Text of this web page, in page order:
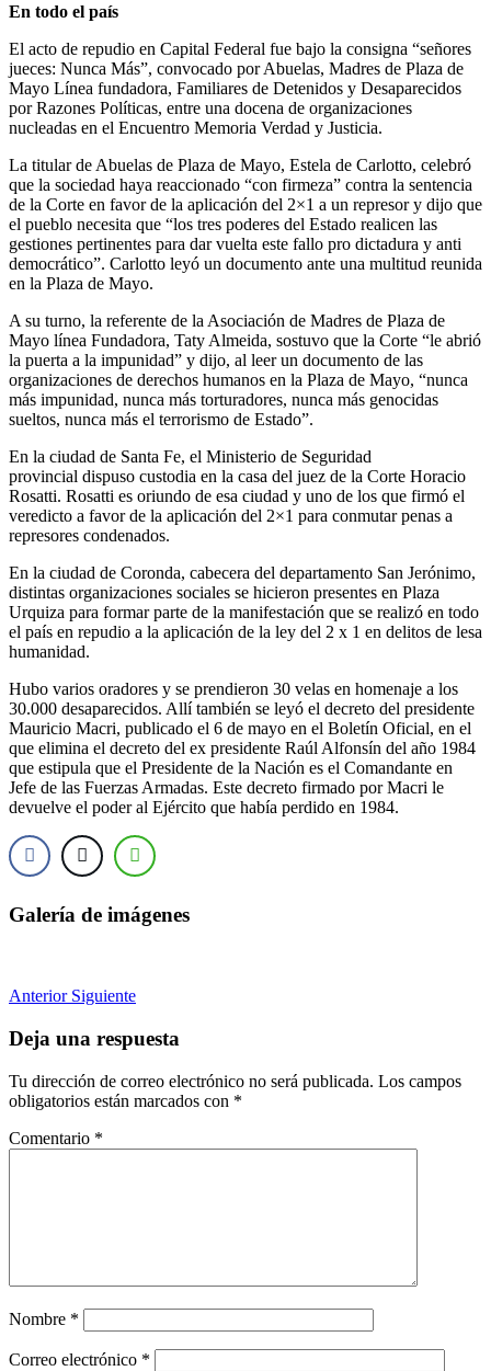
En todo el país
El acto de repudio en Capital Federal fue bajo la consigna “señores
jueces: Nunca Más”, convocado por Abuelas, Madres de Plaza de
Mayo Línea fundadora, Familiares de Detenidos y Desaparecidos
por Razones Políticas, entre una docena de organizaciones
nucleadas en el Encuentro Memoria Verdad y Justicia.
La titular de Abuelas de Plaza de Mayo, Estela de Carlotto, celebró
que la sociedad haya reaccionado “con firmeza” contra la sentencia
de la Corte en favor de la aplicación del 2×1 a un represor y dijo que
el pueblo necesita que “los tres poderes del Estado realicen las
gestiones pertinentes para dar vuelta este fallo pro dictadura y anti
democrático”. Carlotto leyó un documento ante una multitud reunida
en la Plaza de Mayo.
A su turno, la referente de la Asociación de Madres de Plaza de
Mayo línea Fundadora, Taty Almeida, sostuvo que la Corte “le abrió
la puerta a la impunidad” y dijo, al leer un documento de las
organizaciones de derechos humanos en la Plaza de Mayo, “nunca
más impunidad, nunca más torturadores, nunca más genocidas
sueltos, nunca más el terrorismo de Estado”.
En la ciudad de Santa Fe, el Ministerio de Seguridad
provincial dispuso custodia en la casa del juez de la Corte Horacio
Rosatti. Rosatti es oriundo de esa ciudad y uno de los que firmó el
veredicto a favor de la aplicación del 2×1 para conmutar penas a
represores condenados.
En la ciudad de Coronda, cabecera del departamento San Jerónimo,
distintas organizaciones sociales se hicieron presentes en Plaza
Urquiza para formar parte de la manifestación que se realizó en todo
el país en repudio a la aplicación de la ley del 2 x 1 en delitos de lesa
humanidad.
Hubo varios oradores y se prendieron 30 velas en homenaje a los
30.000 desaparecidos. Allí también se leyó el decreto del presidente
Mauricio Macri, publicado el 6 de mayo en el Boletín Oficial, en el
que elimina el decreto del ex presidente Raúl Alfonsín del año 1984
que estipula que el Presidente de la Nación es el Comandante en
Jefe de las Fuerzas Armadas. Este decreto firmado por Macri le
devuelve el poder al Ejército que había perdido en 1984.
Galería de imágenes
Anterior Siguiente
Deja una respuesta
Tu dirección de correo electrónico no será publicada. Los campos
obligatorios están marcados con *
Comentario *
Nombre *
Correo electrónico *